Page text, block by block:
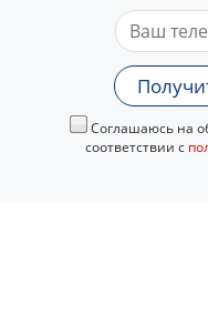
DaihatsuСоглашаюсь на
соответствии с